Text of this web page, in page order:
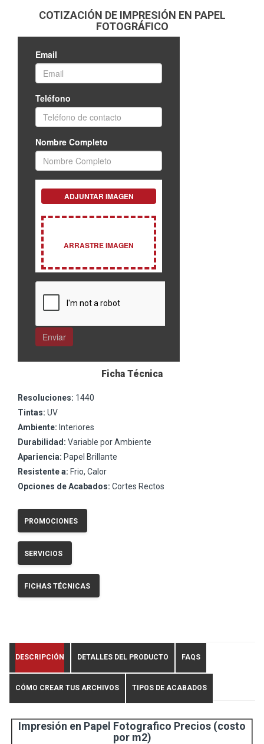
COTIZACIÓN DE IMPRESIÓN EN PAPEL
FOTOGRÁFICO
Ficha Técnica
Resoluciones: 1440
Tintas: UV
Ambiente: Interiores
Durabilidad: Variable por Ambiente
Apariencia: Papel Brillante
Resistente a: Frio, Calor
Opciones de Acabados: Cortes Rectos
PROMOCIONES
SERVICIOS
FICHAS TÉCNICAS
DESCRIPCIÓN DETALLES DEL PRODUCTO FAQS
CÓMO CREAR TUS ARCHIVOS TIPOS DE ACABADOS
Impresión en Papel Fotografico Precios (costo
por m2)